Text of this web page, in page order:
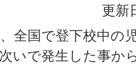
更新
全国で登下校中の
いで発生した事か